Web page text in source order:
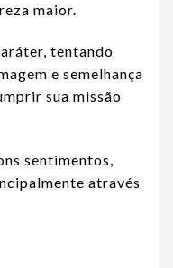
maior.
tentando
e semelhança
sua missão
sentimentos,
através